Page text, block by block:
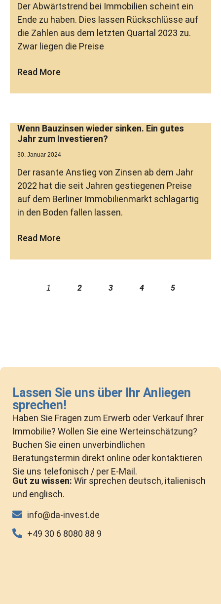
Der Abwärtstrend bei Immobilien scheint ein
Ende zu haben. Dies lassen Rückschlüsse auf
die Zahlen aus dem letzten Quartal 2023 zu.
Zwar liegen die Preise
Read More
Wenn Bauzinsen wieder sinken. Ein gutes
Jahr zum Investieren?
30. Januar 2024
Der rasante Anstieg von Zinsen ab dem Jahr
2022 hat die seit Jahren gestiegenen Preise
auf dem Berliner Immobilienmarkt schlagartig
in den Boden fallen lassen.
Read More
1 2 3 4 5
Lassen Sie uns über Ihr Anliegen
sprechen!
Haben Sie Fragen zum Erwerb oder Verkauf Ihrer
Immobilie? Wollen Sie eine Werteinschätzung?
Buchen Sie einen unverbindlichen
Beratungstermin direkt online oder kontaktieren
Sie uns telefonisch / per E-Mail.
Gut zu wissen: Wir sprechen deutsch, italienisch
und englisch.
info@da-invest.de
+49 30 6 8080 88 9